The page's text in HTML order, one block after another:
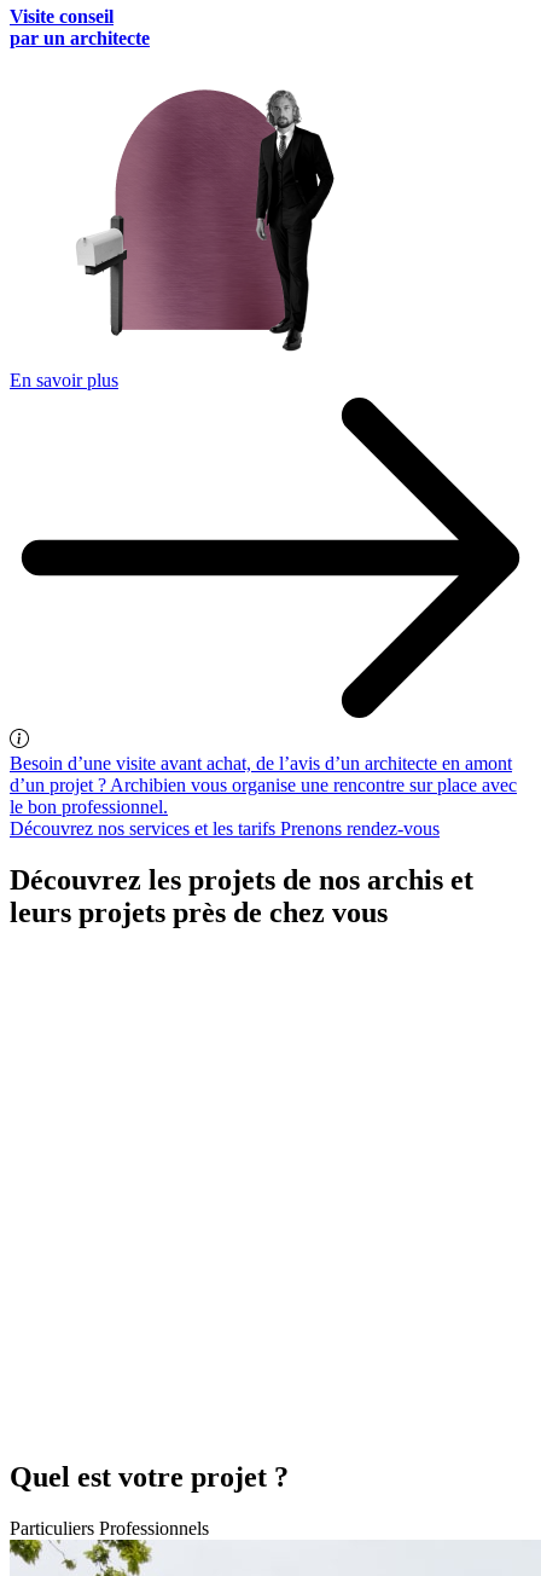
Visite conseil
par un architecte
En savoir plus
Besoin d’une visite avant achat, de l’avis d’un architecte en amont
d’un projet ? Archibien vous organise une rencontre sur place avec
le bon professionnel.
Découvrez nos services et les tarifs Prenons rendez-vous
Découvrez les projets de nos archis et
leurs projets près de chez vous
Quel est votre projet ?
Particuliers Professionnels